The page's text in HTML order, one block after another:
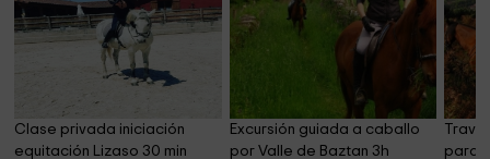
Clase privada iniciación
equitación Lizaso 30 min
Excursión guiada a caballo
por Valle de Baztan 3h